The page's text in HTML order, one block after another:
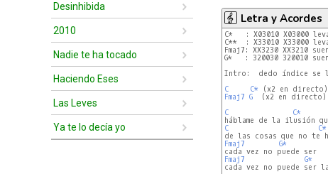
Desinhibida
2010
Nadie te ha tocado
Haciendo Eses
Las Leves
Ya te lo decía yo
Letra y Acordes
C*   : X03010 X03000
C**  : X33010 X33000
Fmaj7: XX3230 XX3210
G*   : 320030 320010
Intro:  dedo índice se
C
C*
Fmaj7 G
  (x2 en directo)
C
C*
C
C*
Fmaj7
G*
Fmaj7
G*
cada vez no puede ser